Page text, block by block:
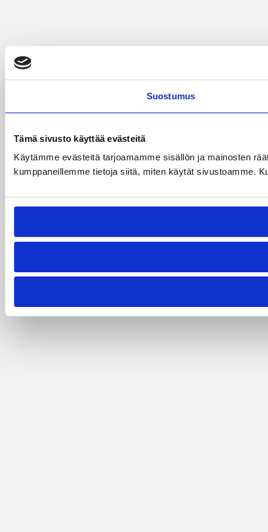
Suostumus
Tämä sivusto käyttää evästeitä
Käytämme evästeitä tarjoamamme sisällön ja mainosten
kumppaneillemme tietoja siitä, miten käytät sivustoamme.